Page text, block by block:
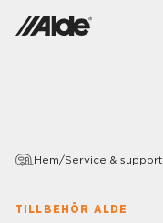
Hem/Service & support
TILLBEHÖR ALDE